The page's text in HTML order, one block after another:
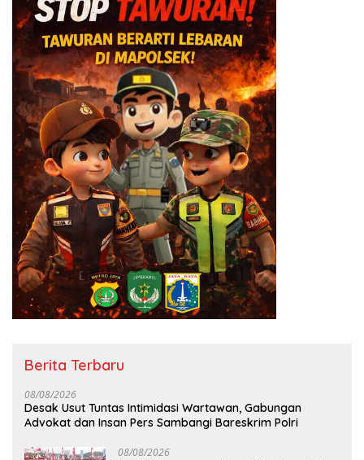
Berita Terbaru
08/08/2026
Desak Usut Tuntas Intimidasi Wartawan, Gabungan
Advokat dan Insan Pers Sambangi Bareskrim Polri
08/08/2026